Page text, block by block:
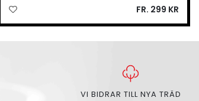
FR. 299 KR
VI BIDRAR TILL NYA TRÄD